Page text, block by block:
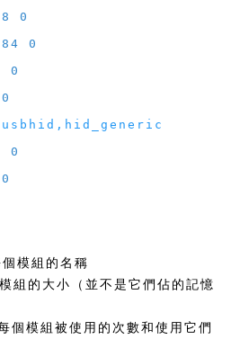
0
0
0
0
usbhid , hid_generic
0
0
模組的名稱
組的大小（並不是它們佔的記憶
個模組被使用的次數和使用它們